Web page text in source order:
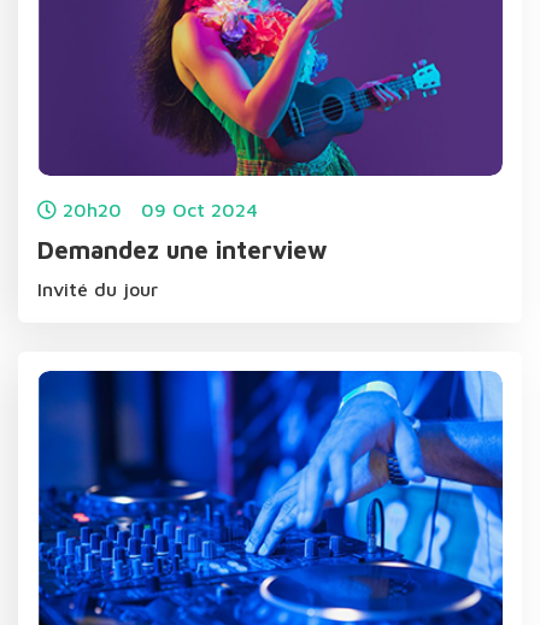
20h20 09 Oct 2024
Demandez une interview
Invité du jour